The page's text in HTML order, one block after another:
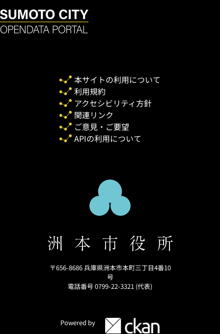
本サイトの利用について
利用規約
アクセシビリティ方針
関連リンク
ご意見・ご要望
APIの利用について
〒656-8686 兵庫県洲本市本町三丁目4番10
号
電話番号 0799-22-3321 (代表)
Powered by